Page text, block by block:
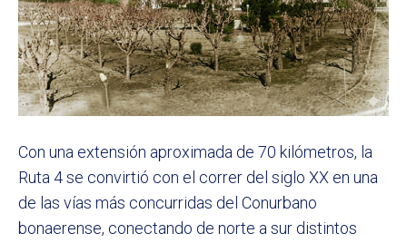
Con una extensión aproximada de 70 kilómetros, la
Ruta 4 se convirtió con el correr del siglo XX en una
de las vías más concurridas del Conurbano
bonaerense, conectando de norte a sur distintos